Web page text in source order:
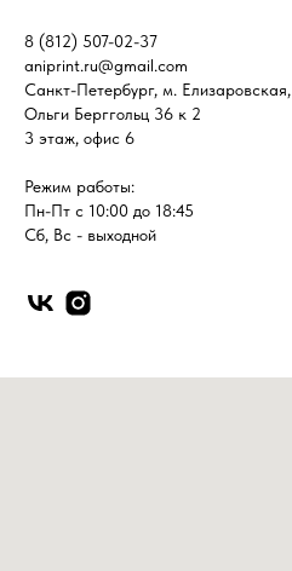
8 (812) 507-02-37
aniprint.ru@gmail.com
Санкт-Петербург, м. Елизаровская,
Ольги Берггольц 36 к 2
3 этаж, офис 6
Режим работы:
Пн-Пт с 10:00 до 18:45
Сб, Вс - выходной